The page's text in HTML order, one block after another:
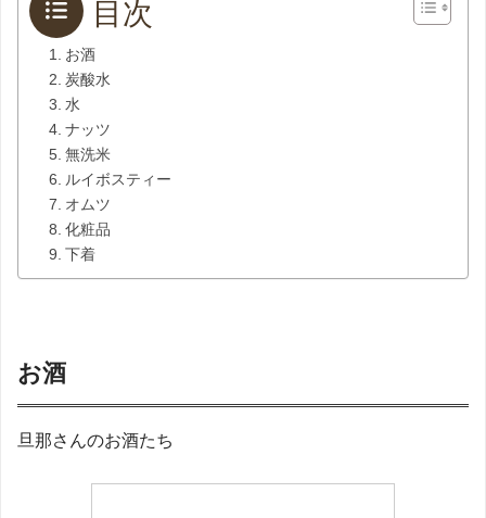
目次
お酒
炭酸水
水
ナッツ
無洗米
ルイボスティー
オムツ
化粧品
下着
お酒
旦那さんのお酒たち